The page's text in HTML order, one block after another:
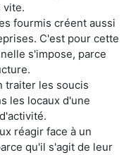
vite.
fourmis créent aussi
C'est pour cette
s'impose, parce
traiter les soucis
les locaux d'une
réagir face à un
qu'il s'agit de leur